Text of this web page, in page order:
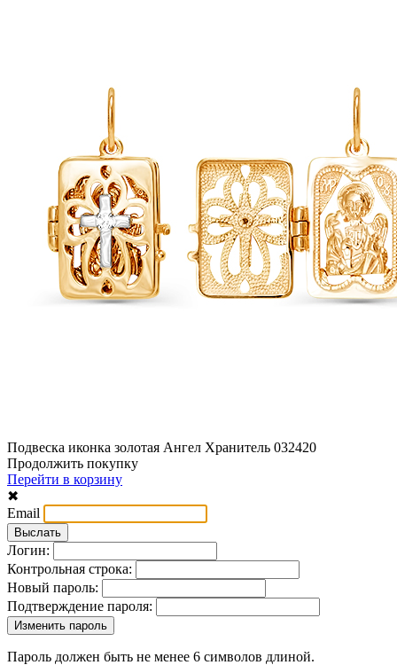
Подвеска иконка золотая Ангел Хранитель 032420
Продолжить покупку
Перейти в корзину
✖
Email
Логин:
Контрольная строка:
Новый пароль:
Подтверждение пароля:
Пароль должен быть не менее 6 символов длиной.